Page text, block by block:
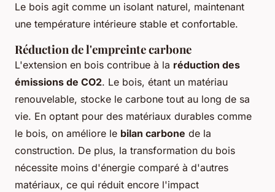
Le bois agit comme un isolant naturel, maintenant
une température intérieure stable et confortable.
Réduction de l'empreinte carbone
L'extension en bois contribue à la réduction des
émissions de CO2. Le bois, étant un matériau
renouvelable, stocke le carbone tout au long de sa
vie. En optant pour des matériaux durables comme
le bois, on améliore le bilan carbone de la
construction. De plus, la transformation du bois
nécessite moins d'énergie comparé à d'autres
matériaux, ce qui réduit encore l'impact